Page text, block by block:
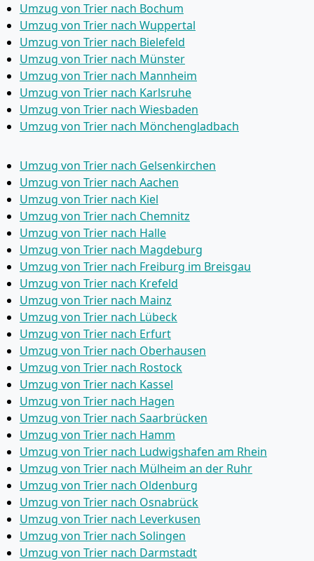
Umzug von Trier nach Bochum
Umzug von Trier nach Wuppertal
Umzug von Trier nach Bielefeld
Umzug von Trier nach Münster
Umzug von Trier nach Mannheim
Umzug von Trier nach Karlsruhe
Umzug von Trier nach Wiesbaden
Umzug von Trier nach Mönchen­gladbach
Umzug von Trier nach Gelsenkirchen
Umzug von Trier nach Aachen
Umzug von Trier nach Kiel
Umzug von Trier nach Chemnitz
Umzug von Trier nach Halle
Umzug von Trier nach Magdeburg
Umzug von Trier nach Freiburg im Breisgau
Umzug von Trier nach Krefeld
Umzug von Trier nach Mainz
Umzug von Trier nach Lübeck
Umzug von Trier nach Erfurt
Umzug von Trier nach Oberhausen
Umzug von Trier nach Rostock
Umzug von Trier nach Kassel
Umzug von Trier nach Hagen
Umzug von Trier nach Saarbrücken
Umzug von Trier nach Hamm
Umzug von Trier nach Ludwigshafen am Rhein
Umzug von Trier nach Mülheim an der Ruhr
Umzug von Trier nach Oldenburg
Umzug von Trier nach Osnabrück
Umzug von Trier nach Leverkusen
Umzug von Trier nach Solingen
Umzug von Trier nach Darmstadt